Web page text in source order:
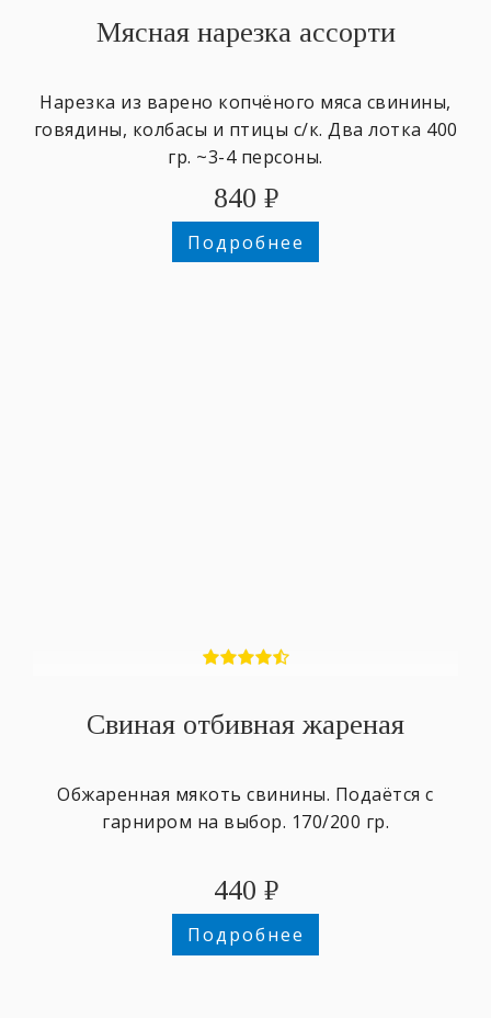
Мясная нарезка ассорти
Нарезка из варено копчёного мяса свинины,
говядины, колбасы и птицы с/к. Два лотка 400
гр. ~3-4 персоны.
840 ₽
Подробнее
Свиная отбивная жареная
Обжаренная мякоть свинины. Подаётся с
гарниром на выбор. 170/200 гр.
440 ₽
Подробнее